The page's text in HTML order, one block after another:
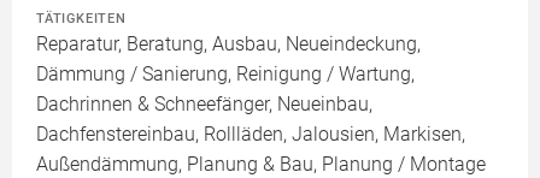
TÄTIGKEITEN
Reparatur, Beratung, Ausbau, Neueindeckung,
Dämmung / Sanierung, Reinigung / Wartung,
Dachrinnen & Schneefänger, Neueinbau,
Dachfenstereinbau, Rollläden, Jalousien, Markisen,
Außendämmung, Planung & Bau, Planung / Montage